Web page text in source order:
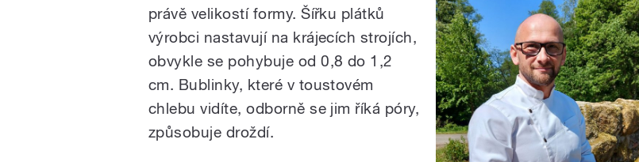
právě velikostí formy. Šířku plátků
výrobci nastavují na krájecích strojích,
obvykle se pohybuje od 0,8 do 1,2
cm. Bublinky, které v toustovém
chlebu vidíte, odborně se jim říká póry,
způsobuje droždí.